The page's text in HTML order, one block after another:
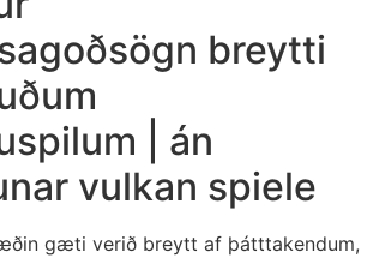
breytti
| án
vulkan spiele
gæti verið breytt af þátttakendum,